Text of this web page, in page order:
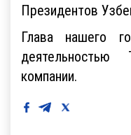
Президентов
Глава нашего
деятельностью
компании.